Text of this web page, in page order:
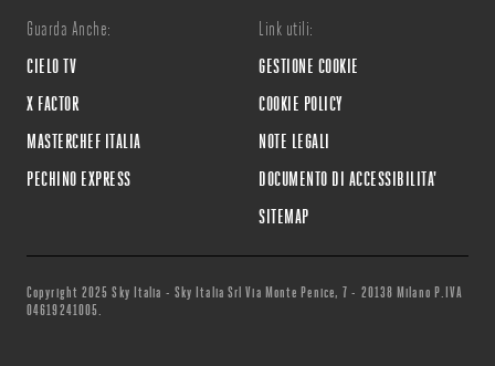
Guarda Anche:
CIELO TV
X FACTOR
MASTERCHEF ITALIA
PECHINO EXPRESS
Link utili:
GESTIONE COOKIE
COOKIE POLICY
NOTE LEGALI
DOCUMENTO DI ACCESSIBILITA'
SITEMAP
Copyright 2025 Sky Italia - Sky Italia Srl Via Monte Penice, 7 - 20138 Milano P.IVA
04619241005.